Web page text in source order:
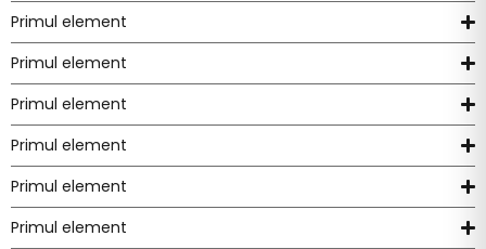
Primul element
Primul element
Primul element
Primul element
Primul element
Primul element